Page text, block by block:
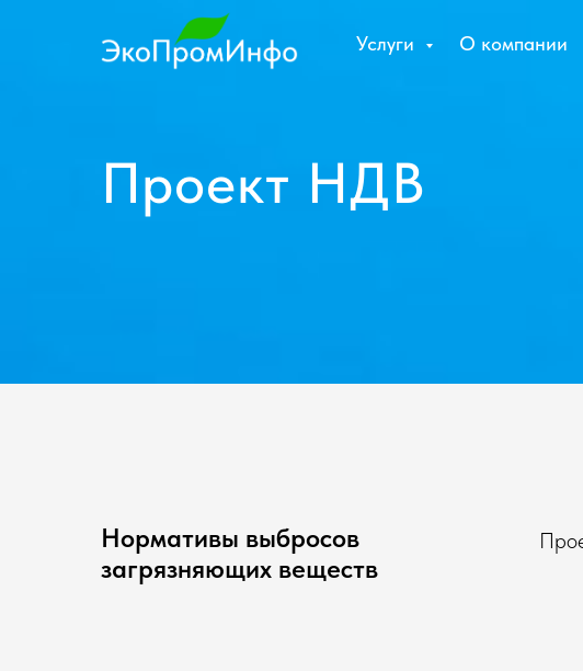
Услуги О компании
Проект НДВ
Нормативы выбросов
загрязняющих веществ